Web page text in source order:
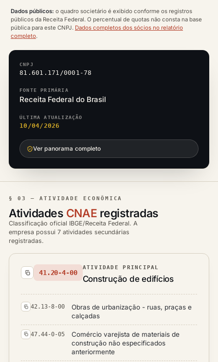
Dados públicos: o quadro societário é exibido conforme os registros
públicos da Receita Federal. O percentual de quotas não consta na base
pública para este CNPJ. Dados completos dos sócios no relatório
completo.
CNPJ
81.601.171/0001-78
FONTE PRIMÁRIA
Receita Federal do Brasil
ÚLTIMA ATUALIZAÇÃO
10/04/2026
Ver panorama completo
§ 03 — ATIVIDADE ECONÔMICA
Atividades CNAE registradas
Classificação oficial IBGE/Receita Federal. A
empresa possui 7 atividades secundárias
registradas.
41.20-4-00
ATIVIDADE PRINCIPAL
Construção de edifícios
42.13-8-00
Obras de urbanização - ruas, praças e
calçadas
47.44-0-05
Comércio varejista de materiais de
construção não especificados
anteriormente